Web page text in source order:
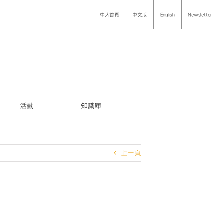
中大首頁 中文版 English Newsletter
活動 知識庫
上一頁